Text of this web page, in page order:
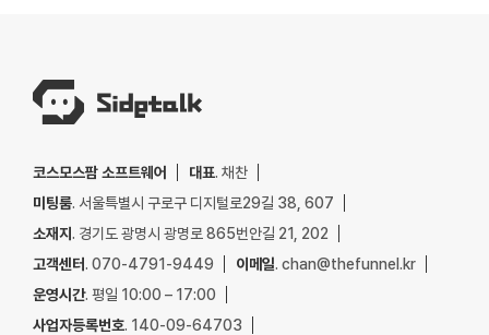
코스모스팜 소프트웨어 대표. 채찬
미팅룸. 서울특별시 구로구 디지털로29길 38, 607
소재지. 경기도 광명시 광명로 865번안길 21, 202
고객센터. 070-4791-9449 이메일. chan@thefunnel.kr
운영시간. 평일 10:00 – 17:00
사업자등록번호. 140-09-64703